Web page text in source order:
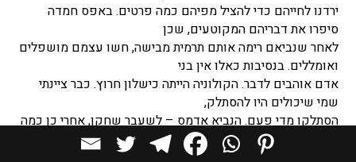
ירדנו לחייהם כדי להציל מפיהם כמה פרטים. באפס חמדה
סיפרו את דבריהם המקוטעים, שכן
לאחר שנביאם רימה אותם תרמית מבישה, חשו עצמם מושפלים
ואומללים. בנסיבות כאלו אין בני
אדם אוהבים לדבר. הקולוניה הייתה כישלון חרוץ. כבר ציינתי
שמי שיכולים היו להסתלק,
הסתלקו מדי פעם. הנביא אדמס – לשעבר שחקן, אחרי כן כמה
דברים אחרים ואחר כך מורמוני
ומיסיונר ותמיד הרפתקן – נשאר ביפו עם קומץ נאמניו